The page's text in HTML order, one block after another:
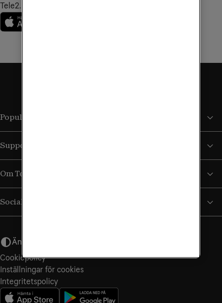
Tele2.
Populära sidor
Support
Om Tele2
Sociala medier
Ändra utseende
Cookiepolicy
Inställningar för cookies
Integritets­policy